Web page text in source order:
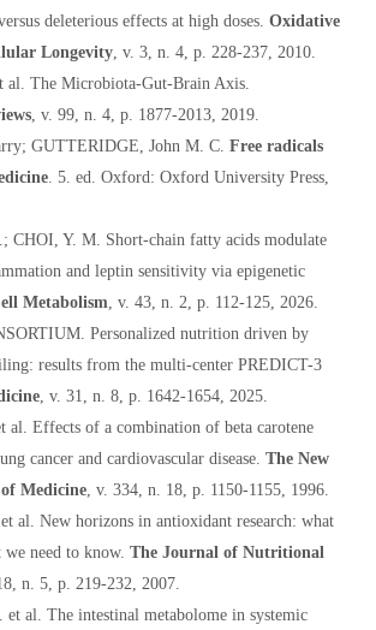
deleterious effects at high doses. Oxidative
Longevity , v. 3, n. 4, p. 228-237, 2010.
al. The Microbiota-Gut-Brain Axis.
, v. 99, n. 4, p. 1877-2013, 2019.
GUTTERIDGE, John M. C. Free radicals
. 5. ed. Oxford: Oxford University Press,
CHOI, Y. M. Short-chain fatty acids modulate
and leptin sensitivity via epigenetic
Metabolism , v. 43, n. 2, p. 112-125, 2026.
Personalized nutrition driven by
results from the multi-center PREDICT-3
, v. 31, n. 8, p. 1642-1654, 2025.
al. Effects of a combination of beta carotene
cancer and cardiovascular disease. The New
Medicine , v. 334, n. 18, p. 1150-1155, 1996.
al. New horizons in antioxidant research: what
need to know. The Journal of Nutritional
n. 5, p. 219-232, 2007.
al. The intestinal metabolome in systemic